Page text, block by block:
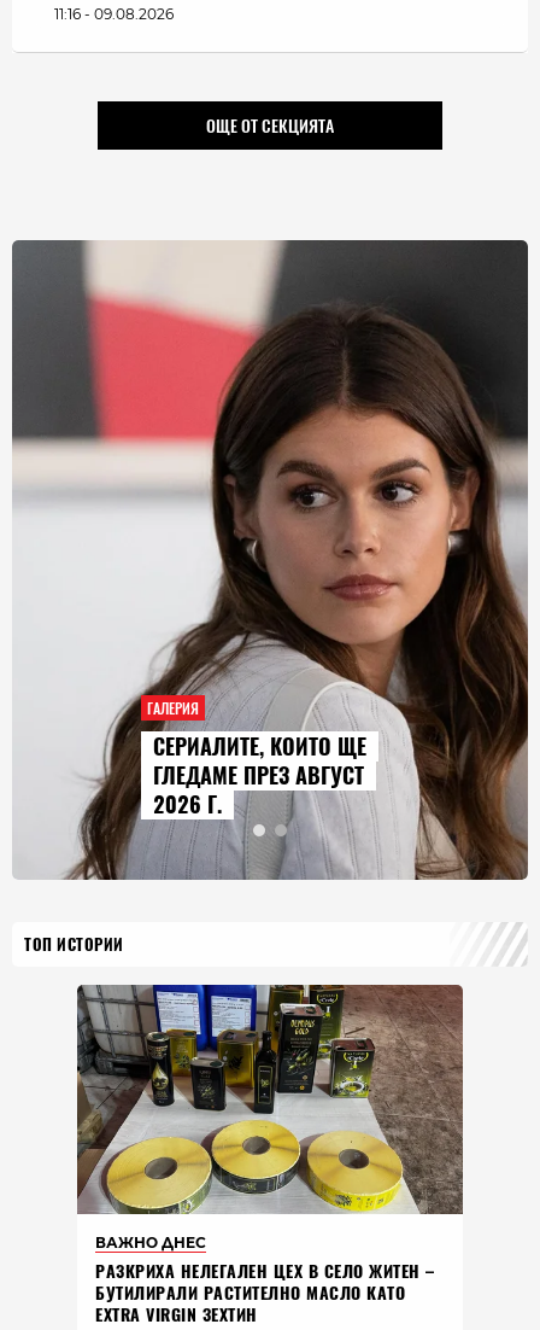
11:16 - 09.08.2026
ОЩЕ ОТ СЕКЦИЯТА
ГАЛЕРИЯ
AUDI Q9 СТАВА НАЙ-
ГОЛЕМИЯТ МОДЕЛ В
ИСТОРИЯТА НА МАРКАТА
ТОП ИСТОРИИ
ВАЖНО ДНЕС
РАЗКРИХА НЕЛЕГАЛЕН ЦЕХ В СЕЛО ЖИТЕН –
БУТИЛИРАЛИ РАСТИТЕЛНО МАСЛО КАТО
EXTRA VIRGIN ЗЕХТИН